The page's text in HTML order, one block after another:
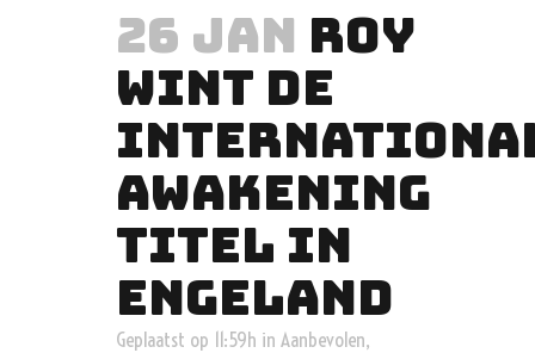
26 JAN ROY
WINT DE
AWAKENING
TITEL IN
ENGELAND
Geplaatst op 11:59h in Aanbevolen,